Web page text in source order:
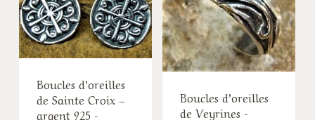
Boucles d’oreilles
de Sainte Croix –
argent 925 -
Boucles d’oreilles
de Veyrines -